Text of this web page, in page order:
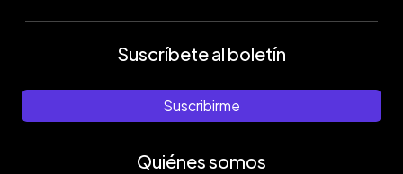
Suscríbete al boletín
Suscribirme
Quiénes somos